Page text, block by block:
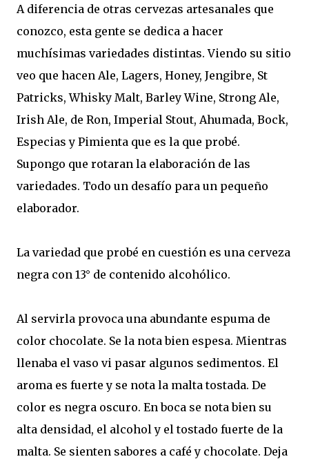
A diferencia de otras cervezas artesanales que
conozco, esta gente se dedica a hacer
muchísimas variedades distintas. Viendo su sitio
veo que hacen Ale, Lagers, Honey, Jengibre, St
Patricks, Whisky Malt, Barley Wine, Strong Ale,
Irish Ale, de Ron, Imperial Stout, Ahumada, Bock,
Especias y Pimienta que es la que probé.
Supongo que rotaran la elaboración de las
variedades. Todo un desafío para un pequeño
elaborador.
La variedad que probé en cuestión es una cerveza
negra con 13° de contenido alcohólico.
Al servirla provoca una abundante espuma de
color chocolate. Se la nota bien espesa. Mientras
llenaba el vaso vi pasar algunos sedimentos. El
aroma es fuerte y se nota la malta tostada. De
color es negra oscuro. En boca se nota bien su
alta densidad, el alcohol y el tostado fuerte de la
malta. Se sienten sabores a café y chocolate. Deja